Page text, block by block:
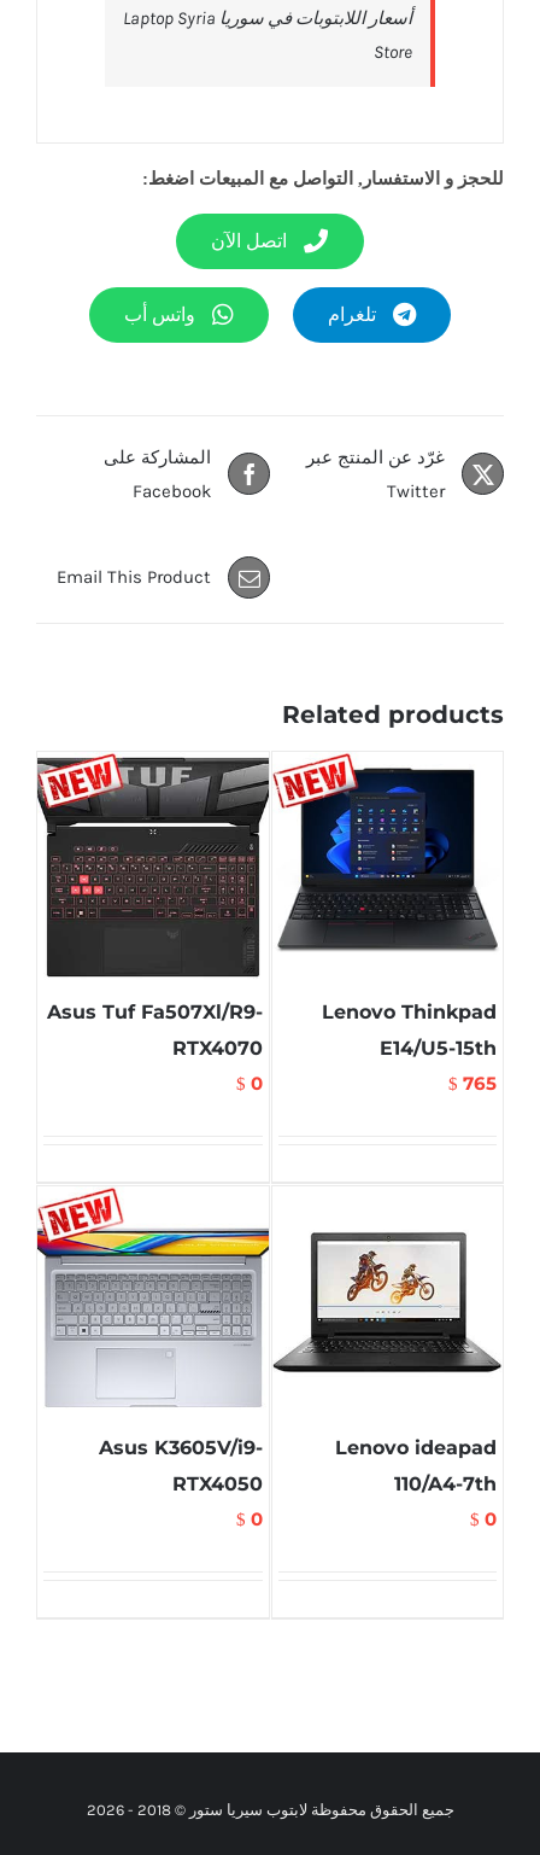
‎أسعار اللابتوبات في سوريا Laptop Syria
Store‎
للحجز و الاستفسار, التواصل مع المبيعات اضغط:
اتصل الآن
تلغرام واتس أب
المشاركة على
Facebook
غرّد عن المنتج عبر
Twitter
Email This Product
Related products
Lenovo Thinkpad
E14/U5-15th
$ 765
Asus Tuf Fa507Xl/R9-
RTX4070
$ 0
Lenovo ideapad
110/A4-7th
$ 0
Asus K3605V/i9-
RTX4050
$ 0
جميع الحقوق محفوظة لابتوب سيريا ستور © 2018 - 2026